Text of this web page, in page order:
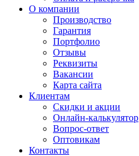
О компании
Производство
Гарантия
Портфолио
Отзывы
Реквизиты
Вакансии
Карта сайта
Клиентам
Скидки и акции
Онлайн-калькулятор
Вопрос-ответ
Оптовикам
Контакты